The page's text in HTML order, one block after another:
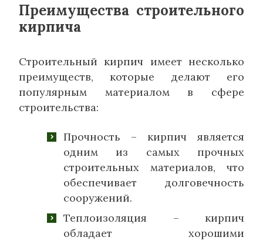
Преимущества строительного
кирпича
Строительный кирпич имеет несколько
преимуществ, которые делают его
популярным материалом в сфере
строительства:
Прочность – кирпич является
одним из самых прочных
строительных материалов, что
обеспечивает долговечность
сооружений.
Теплоизоляция – кирпич
обладает хорошими